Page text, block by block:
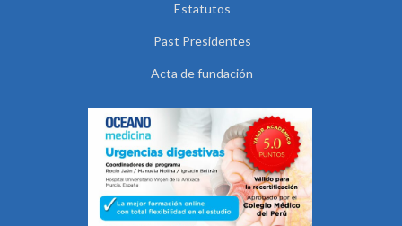
Estatutos
Past Presidentes
Acta de fundación